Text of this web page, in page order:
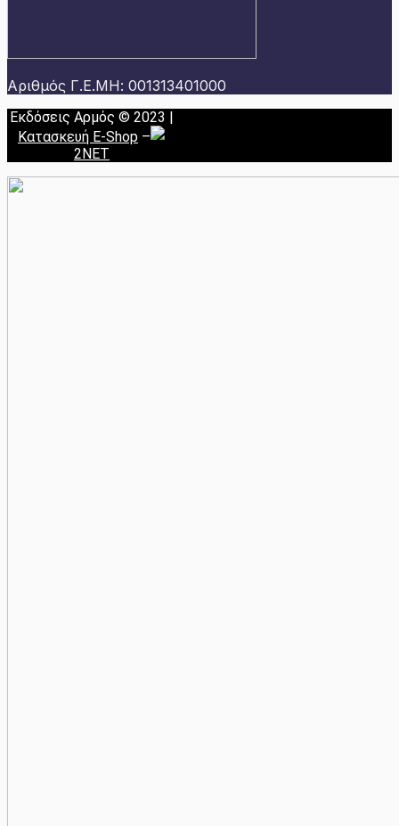
Αριθμός Γ.Ε.ΜΗ: 001313401000
Εκδόσεις Αρμός © 2023 |
Κατασκευή E-Shop –
2NET